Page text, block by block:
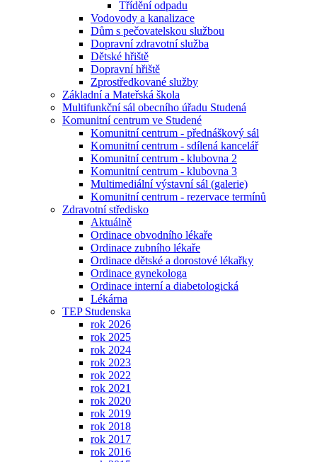
Třídění odpadu
Vodovody a kanalizace
Dům s pečovatelskou službou
Dopravní zdravotní služba
Dětské hřiště
Dopravní hřiště
Zprostředkované služby
Základní a Mateřská škola
Multifunkční sál obecního úřadu Studená
Komunitní centrum ve Studené
Komunitní centrum - přednáškový sál
Komunitní centrum - sdílená kancelář
Komunitní centrum - klubovna 2
Komunitní centrum - klubovna 3
Multimediální výstavní sál (galerie)
Komunitní centrum - rezervace termínů
Zdravotní středisko
Aktuálně
Ordinace obvodního lékaře
Ordinace zubního lékaře
Ordinace dětské a dorostové lékařky
Ordinace gynekologa
Ordinace interní a diabetologická
Lékárna
TEP Studenska
rok 2026
rok 2025
rok 2024
rok 2023
rok 2022
rok 2021
rok 2020
rok 2019
rok 2018
rok 2017
rok 2016